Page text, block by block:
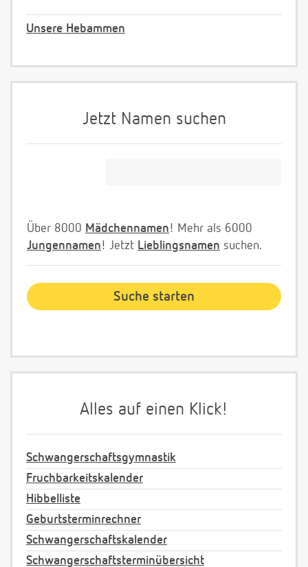
Unsere Hebammen
Jetzt Namen suchen
Über 8000 Mädchennamen! Mehr als 6000
Jungennamen! Jetzt Lieblingsnamen suchen.
Alles auf einen Klick!
Schwangerschaftsgymnastik
Fruchbarkeitskalender
Hibbelliste
Geburtsterminrechner
Schwangerschaftskalender
Schwangerschaftsterminübersicht